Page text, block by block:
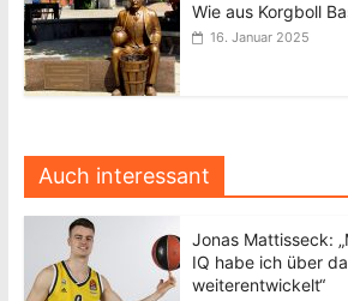
Wie aus Korgboll
16. Januar 2025
Auch interessant
Jonas Mattisseck:
IQ habe ich über
weiterentwickelt“